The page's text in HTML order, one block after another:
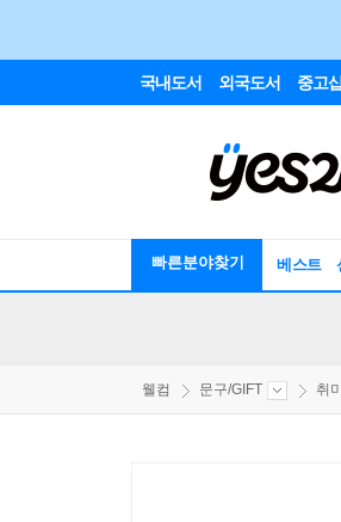
국내도서 외국도서 중고
빠른분야찾기 베스트
웰컴 문구/GIFT 취